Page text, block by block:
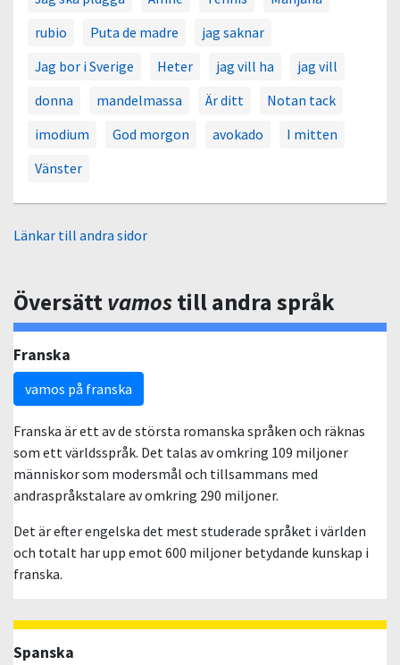
rubio
Puta de madre
jag saknar
Jag bor i Sverige
Heter jag vill ha
jag vill
donna
mandelmassa Är ditt
Notan tack
imodium
God morgon avokado
I mitten
Vänster
Länkar till andra sidor
Översättvamostill andra språk
Franska
vamos på franska
Franska är ett av de största romanska språken och räknas
som ett världsspråk. Det talas av omkring 109 miljoner
människor som modersmål och tillsammans med
andraspråkstalare av omkring 290 miljoner.
Det är efter engelska det mest studerade språket i världen
och totalt har upp emot 600 miljoner betydande kunskap i
franska.
Spanska